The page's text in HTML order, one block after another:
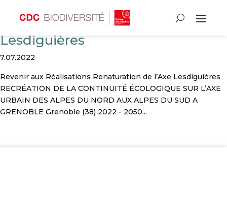
Renaturation de l’Axe
Lesdiguières
7.07.2022
Revenir aux Réalisations Renaturation de l’Axe Lesdiguières
RECRÉATION DE LA CONTINUITÉ ÉCOLOGIQUE SUR L’AXE
URBAIN DES ALPES DU NORD AUX ALPES DU SUD A
GRENOBLE Grenoble (38) 2022 - 2050...